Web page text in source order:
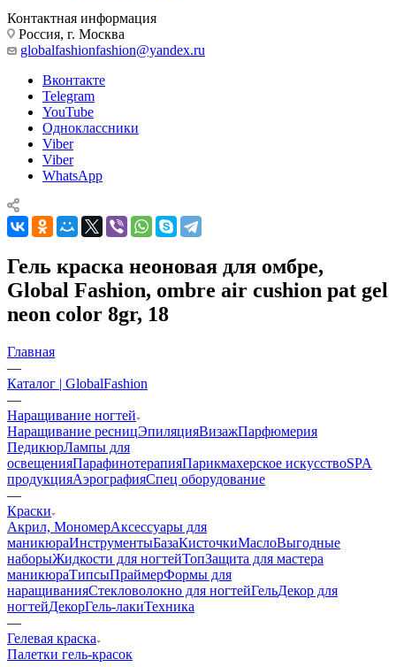
Контактная информация
Россия, г. Москва
globalfashionfashion@yandex.ru
Вконтакте
Telegram
YouTube
Одноклассники
Viber
Viber
WhatsApp
Гель краска неоновая для омбре,
Global Fashion, ombre air cushion pat gel
neon color 8gr, 18
Главная
—
Каталог | GlobalFashion
—
Наращивание ногтей
Наращивание ресницЭпиляцияВизажПарфюмерия
ПедикюрЛампы для
освещенияПарафинотерапияПарикмахерское искусствоSPA
продукцияАэрографияСпец оборудование
—
Краски
Акрил, МономерАксессуары для
маникюраИнструментыБазаКисточкиМаслоВыгодные
наборыЖидкости для ногтейТопЗащита для мастера
маникюраТипсыПраймерФормы для
наращиванияСтекловолокно для ногтейГельДекор для
ногтейДекорГель-лакиТехника
—
Гелевая краска
Палетки гель-красок